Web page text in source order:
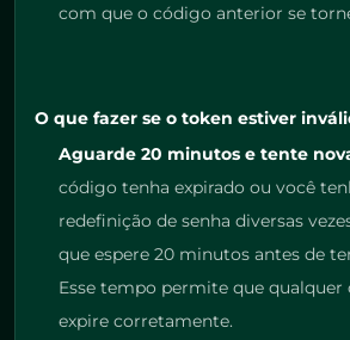
com que o código anterior se
O que fazer se o token estiver
Aguarde 20 minutos e tente
código tenha expirado ou você
redefinição de senha diversas
que espere 20 minutos antes de
Esse tempo permite que
expire corretamente.